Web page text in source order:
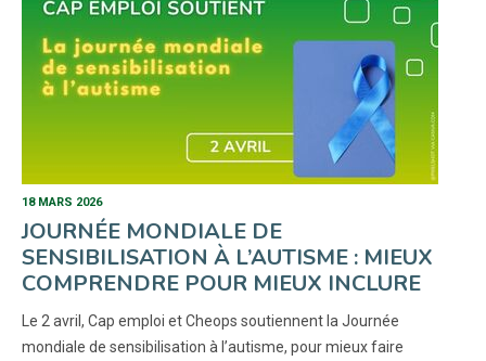
18 MARS 2026
JOURNÉE MONDIALE DE
SENSIBILISATION À L’AUTISME : MIEUX
COMPRENDRE POUR MIEUX INCLURE
Le 2 avril, Cap emploi et Cheops soutiennent la Journée
mondiale de sensibilisation à l’autisme, pour mieux faire